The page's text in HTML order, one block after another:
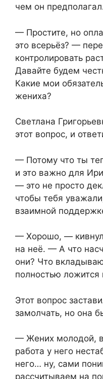
чем он
— Простите, но
это всерьёз? —
контролировать
Давайте будем
Какие мои
жениха?
Светлана
этот вопрос, и
— Потому что ты
и это важно для
— это не просто
чтобы тебя
взаимной
— Хорошо, —
на неё. — А что
они? Что
полностью ложится
Этот вопрос
замолчать, но она
— Жених молодой,
работа у него
него… ну, сами
рассчитываем на